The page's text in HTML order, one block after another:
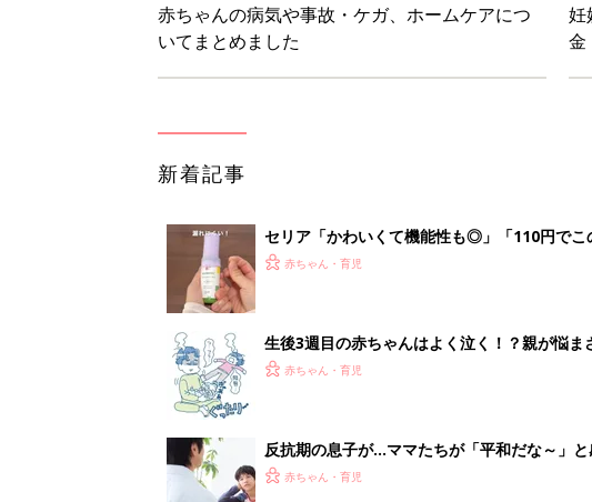
赤ちゃんの病気や事故・ケガ、ホームケアにつ
いてまとめました
妊
金
新着記事
セリア「かわいくて機能性も◎」「110円で
赤ちゃん・育児
生後3週目の赤ちゃんはよく泣く！？親が悩
って本当？【専門家】
赤ちゃん・育児
反抗期の息子が...ママたちが「平和だな～」
赤ちゃん・育児